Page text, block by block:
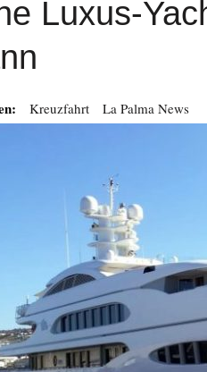
Luxus-
Kreuzfahrt La Palma News